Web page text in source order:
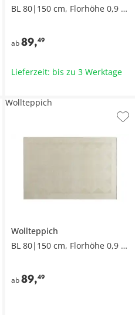
BL 80|150 cm, Florhöhe 0,9 cm
ab 89,49
Lieferzeit: bis zu 3 Werktage
Wollteppich
BL 80|150 cm, Florhöhe 0,9 cm
ab 89,49
Wollteppich